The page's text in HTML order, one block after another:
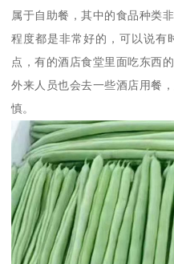
属于自助餐，其中的食品种类
程度都是非常好的，可以说有
点，有的酒店食堂里面吃东西
外来人员也会去一些酒店用餐
慎。